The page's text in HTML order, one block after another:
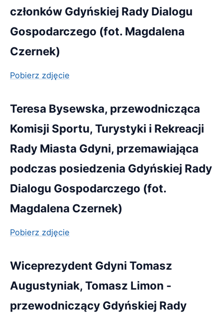
członków Gdyńskiej Rady Dialogu
Gospodarczego (fot. Magdalena
Czernek)
Pobierz zdjęcie
Teresa Bysewska, przewodnicząca
Komisji Sportu, Turystyki i Rekreacji
Rady Miasta Gdyni, przemawiająca
podczas posiedzenia Gdyńskiej Rady
Dialogu Gospodarczego (fot.
Magdalena Czernek)
Pobierz zdjęcie
Wiceprezydent Gdyni Tomasz
Augustyniak, Tomasz Limon -
przewodniczący Gdyńskiej Rady